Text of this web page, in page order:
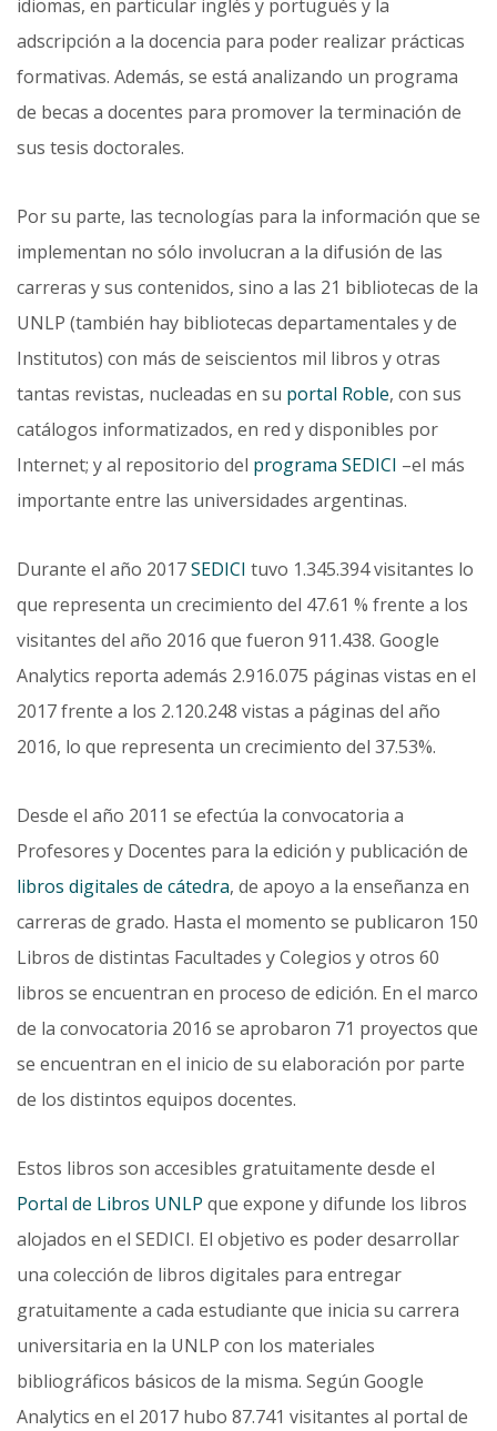
idiomas, en particular inglés y portugués y la
adscripción a la docencia para poder realizar prácticas
formativas. Además, se está analizando un programa
de becas a docentes para promover la terminación de
sus tesis doctorales.
Por su parte, las tecnologías para la información que se
implementan no sólo involucran a la difusión de las
carreras y sus contenidos, sino a las 21 bibliotecas de la
UNLP (también hay bibliotecas departamentales y de
Institutos) con más de seiscientos mil libros y otras
tantas revistas, nucleadas en su portal Roble, con sus
catálogos informatizados, en red y disponibles por
Internet; y al repositorio del programa SEDICI –el más
im­portante entre las universidades argentinas.
Durante el año 2017SEDICI tuvo 1.345.394 visitantes lo
que representa un crecimiento del 47.61 % frente a los
visitantes del año 2016 que fueron 911.438. Google
Analytics reporta además 2.916.075 páginas vistas en el
2017 frente a los 2.120.248 vistas a páginas del año
2016, lo que representa un crecimiento del 37.53%.
Desde el año 2011 se efectúa la convocatoria a
Profesores y Docentes para la edición y publicación de
libros digitales de cátedra, de apoyo a la enseñanza en
carreras de grado. Hasta el momento se publicaron 150
Libros de distintas Facultades y Colegios y otros 60
libros se encuentran en proceso de edición. En el marco
de la convocatoria 2016 se aprobaron 71 proyectos que
se encuentran en el inicio de su elaboración por parte
de los distintos equipos docentes.
Estos libros son accesibles gratuitamente desde el
Portal de Libros UNLP que expone y difunde los libros
alojados en el SEDICI. El objetivo es poder desarrollar
una colección de libros di­gitales para entregar
gratuitamente a cada estudiante que inicia su carrera
universitaria en la UNLP con los materiales
bibliográficos básicos de la misma. Según Google
Analytics en el 2017 hubo 87.741 visitantes al portal de